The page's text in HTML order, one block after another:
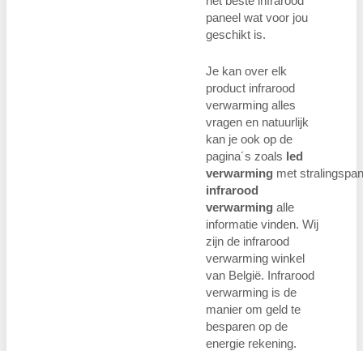
paneel wat voor jou
geschikt is.
Je kan over elk
product infrarood
verwarming alles
vragen en natuurlijk
kan je ook op de
pagina´s zoals led
verwarming met
infrarood
verwarming alle
informatie vinden. Wij
zijn de infrarood
verwarming winkel
van België. Infrarood
verwarming is de
manier om geld te
besparen op de
energie rekening.